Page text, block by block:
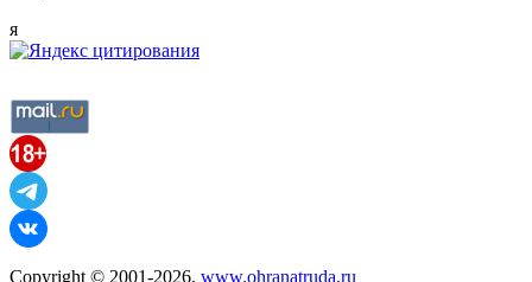
я
Copyright © 2001-2026, www.ohranatruda.ru